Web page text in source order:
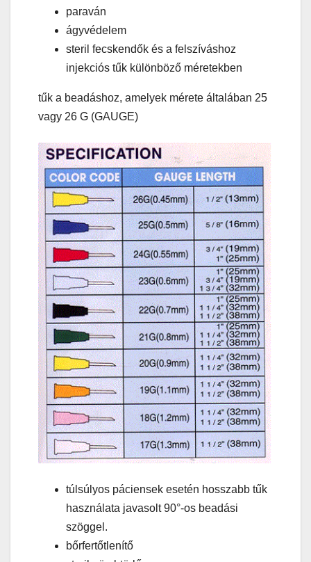
paraván
ágyvédelem
steril fecskendők és a felszíváshoz
injekciós tűk különböző méretekben
tűk a beadáshoz, amelyek mérete általában 25
vagy 26 G (GAUGE)
túlsúlyos páciensek esetén hosszabb tűk
használata javasolt 90°-os beadási
szöggel.
bőrfertőtlenítő